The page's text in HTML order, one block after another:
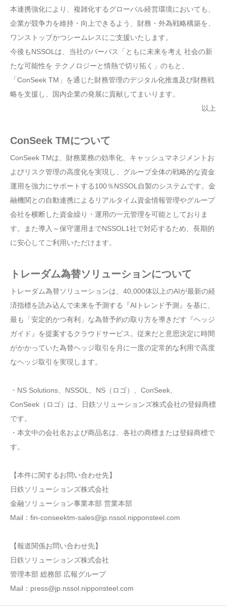
本連携強化により、複雑化するグローバル経営環境においても、
企業が競争力を維持・向上できるよう、財務・外為戦略構築を、
ワンストップかつシームレスにご支援いたします。
今後もNSSOLは、当社のパーパス「ともに未来を考え 社会の新
たな可能性を テクノロジーと情熱で切り拓く」のもと、
「ConSeek TM」を通じた財務管理のデジタル化推進及び財務戦
略を支援し、国内企業の発展に貢献してまいります。
以上
ConSeek TMについて
ConSeek TMは、財務業務の効率化、キャッシュマネジメントお
よびリスク管理の高度化を実現し、グループ全体の戦略的な資金
運用を強力にサポートする100％NSSOL自製のシステムです。金
融機関との自動連携によるリアルタイム資金情報管理やグループ
会社を横断した資金繰り・運用の一元管理を可能としておりま
す。また導入～保守運用までNSSOL1社で対応するため、長期的
に安心してご利用いただけます。
トレーダム為替ソリューションについて
トレーダム為替ソリューションは、40,000体以上のAIが最新の経
済指標を読み込んで未来を予測する『AIトレンド予測』を基に、
最も「安定的かつ有利」な為替予約の取り方を導きだす『ヘッジ
ガイド』を提案するクラウドサービス。従来だと意思決定に時間
がかかっていた為替ヘッジ取引を月に一度の定常的な利用で高度
なヘッジ取引を実現します。
・NS Solutions、NSSOL、NS（ロゴ）、ConSeek、
ConSeek（ロゴ）は、日鉄ソリューションズ株式会社の登録商標
です。
・本文中の会社名および商品名は、各社の商標または登録商標で
す。
【本件に関するお問い合わせ先】
日鉄ソリューションズ株式会社
金融ソリューション事業本部 営業本部
Mail：fin-conseektm-sales@jp.nssol.nipponsteel.com
【報道関係お問い合わせ先】
日鉄ソリューションズ株式会社
管理本部 総務部 広報グループ
Mail：press@jp.nssol.nipponsteel.com